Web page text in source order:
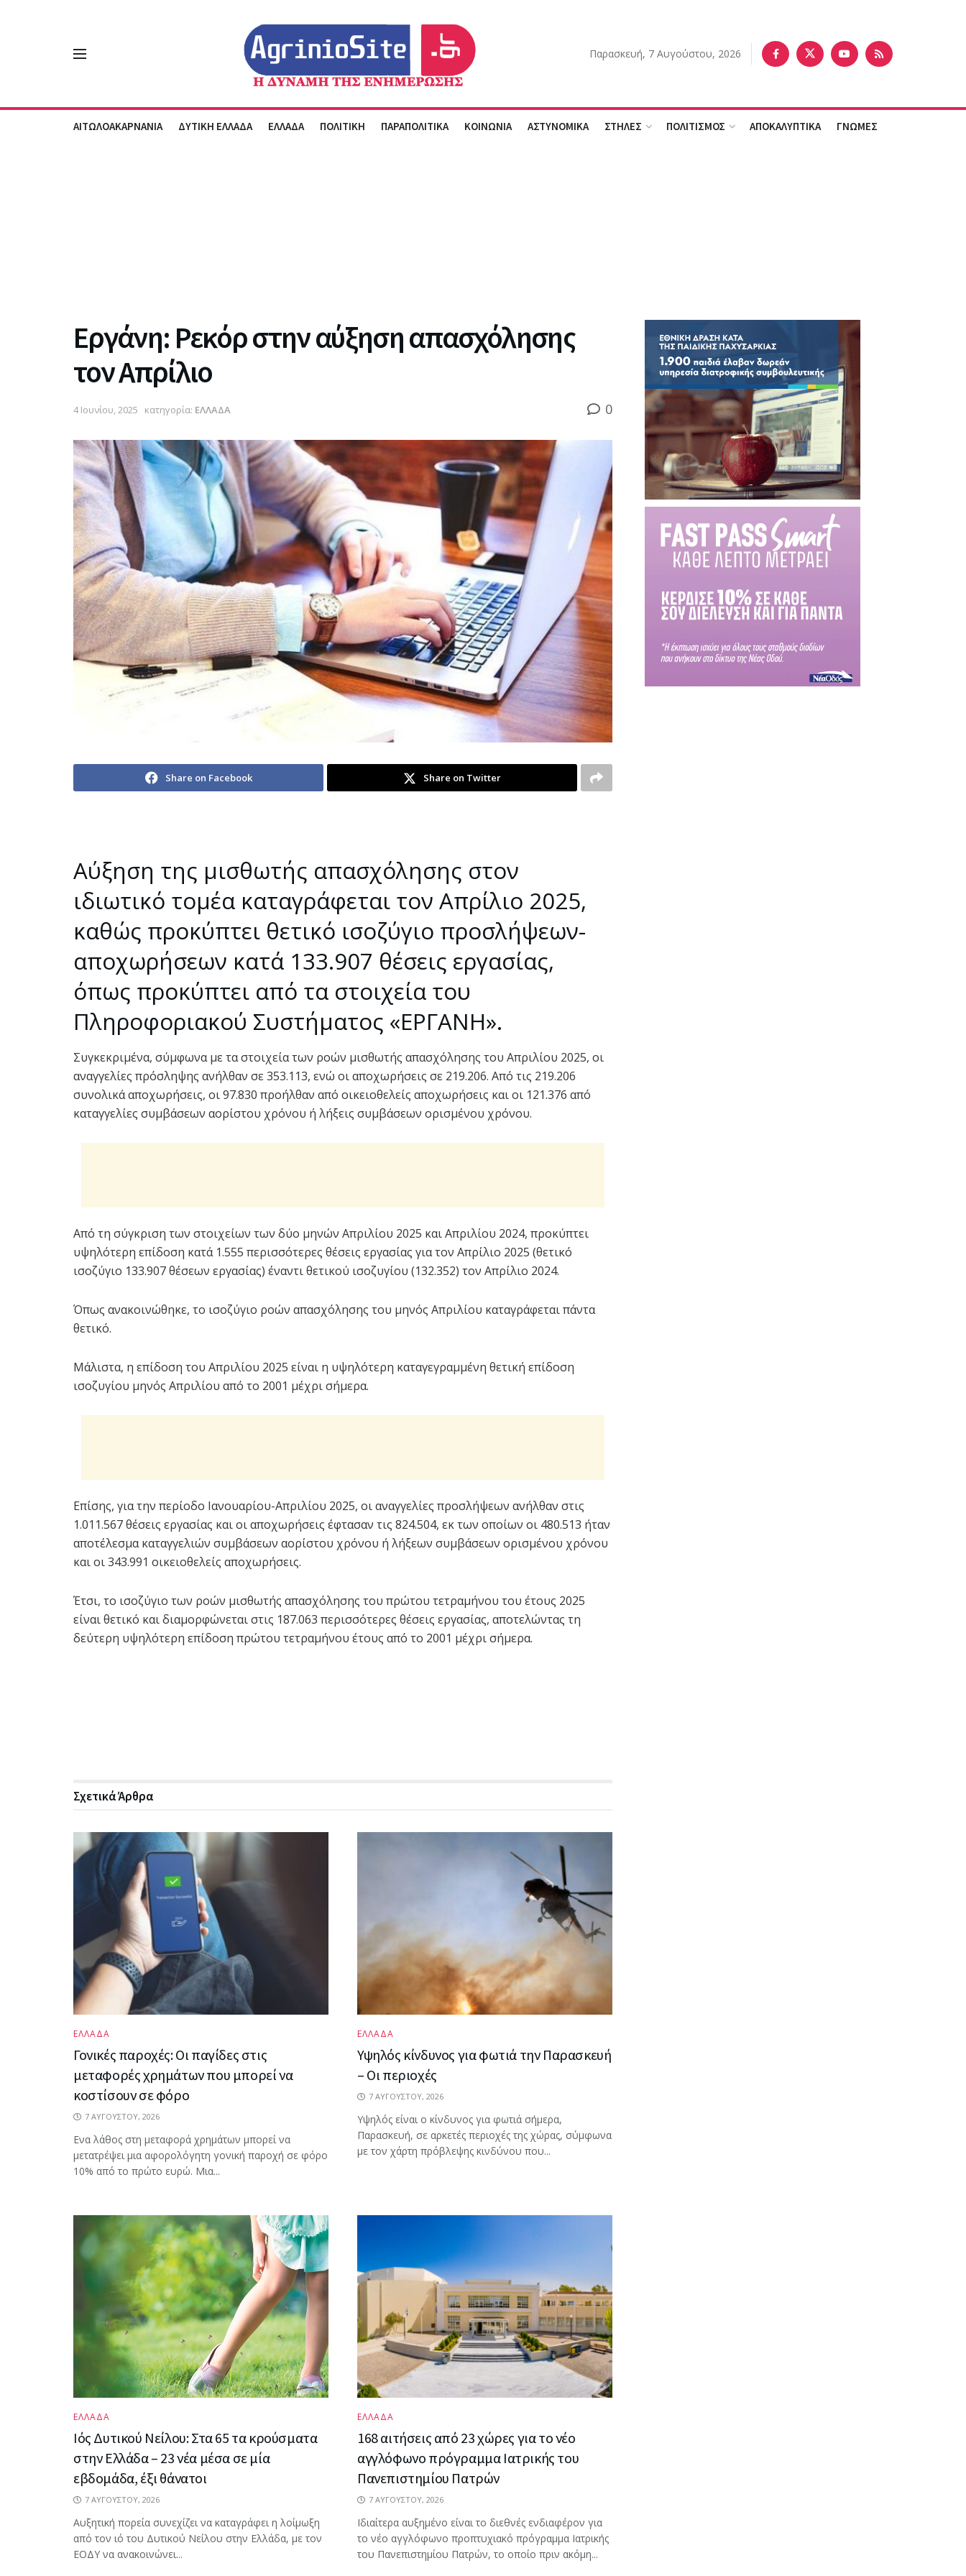
Παρασκευή, 7 Αυγούστου, 2026
ΑΙΤΩΛΟΑΚΑΡΝΑΝΙΑ ΔΥΤΙΚΗ ΕΛΛΑΔΑ ΕΛΛΑΔΑ ΠΟΛΙΤΙΚΗ ΠΑΡΑΠΟΛΙΤΙΚΑ ΚΟΙΝΩΝΙΑ ΑΣΤΥΝΟΜΙΚΑ ΣΤΗΛΕΣ ΠΟΛΙΤΙΣΜΟΣ ΑΠΟΚΑΛΥΠΤΙΚΑ ΓΝΩΜΕΣ
Εργάνη: Ρεκόρ στην αύξηση απασχόλησης
τον Απρίλιο
4 Ιουνίου, 2025 κατηγορία: ΕΛΛΑΔΑ 0
Share on Facebook Share on Twitter
Αύξηση της μισθωτής απασχόλησης στον
ιδιωτικό τομέα καταγράφεται τον Απρίλιο 2025,
καθώς προκύπτει θετικό ισοζύγιο προσλήψεων-
αποχωρήσεων κατά 133.907 θέσεις εργασίας,
όπως προκύπτει από τα στοιχεία του
Πληροφοριακού Συστήματος «ΕΡΓΑΝΗ».
Συγκεκριμένα, σύμφωνα με τα στοιχεία των ροών μισθωτής απασχόλησης του Απριλίου 2025, οι
αναγγελίες πρόσληψης ανήλθαν σε 353.113, ενώ οι αποχωρήσεις σε 219.206. Από τις 219.206
συνολικά αποχωρήσεις, οι 97.830 προήλθαν από οικειοθελείς αποχωρήσεις και οι 121.376 από
καταγγελίες συμβάσεων αορίστου χρόνου ή λήξεις συμβάσεων ορισμένου χρόνου.
Από τη σύγκριση των στοιχείων των δύο μηνών Απριλίου 2025 και Απριλίου 2024, προκύπτει
υψηλότερη επίδοση κατά 1.555 περισσότερες θέσεις εργασίας για τον Απρίλιο 2025 (θετικό
ισοζύγιο 133.907 θέσεων εργασίας) έναντι θετικού ισοζυγίου (132.352) τον Απρίλιο 2024.
Όπως ανακοινώθηκε, το ισοζύγιο ροών απασχόλησης του μηνός Απριλίου καταγράφεται πάντα
θετικό.
Μάλιστα, η επίδοση του Απριλίου 2025 είναι η υψηλότερη καταγεγραμμένη θετική επίδοση
ισοζυγίου μηνός Απριλίου από το 2001 μέχρι σήμερα.
Επίσης, για την περίοδο Ιανουαρίου-Απριλίου 2025, οι αναγγελίες προσλήψεων ανήλθαν στις
1.011.567 θέσεις εργασίας και οι αποχωρήσεις έφτασαν τις 824.504, εκ των οποίων οι 480.513 ήταν
αποτέλεσμα καταγγελιών συμβάσεων αορίστου χρόνου ή λήξεων συμβάσεων ορισμένου χρόνου
και οι 343.991 οικειοθελείς αποχωρήσεις.
Έτσι, το ισοζύγιο των ροών μισθωτής απασχόλησης του πρώτου τετραμήνου του έτους 2025
είναι θετικό και διαμορφώνεται στις 187.063 περισσότερες θέσεις εργασίας, αποτελώντας τη
δεύτερη υψηλότερη επίδοση πρώτου τετραμήνου έτους από το 2001 μέχρι σήμερα.
ΣχετικάΆρθρα
ΕΛΛΑΔΑ
Γονικές παροχές: Οι παγίδες στις
μεταφορές χρημάτων που μπορεί να
κοστίσουν σε φόρο
7 ΑΥΓΟΎΣΤΟΥ, 2026
Ενα λάθος στη μεταφορά χρημάτων μπορεί να
μετατρέψει μια αφορολόγητη γονική παροχή σε φόρο
10% από το πρώτο ευρώ. Μια...
ΕΛΛΑΔΑ
Υψηλός κίνδυνος για φωτιά την Παρασκευή
– Οι περιοχές
7 ΑΥΓΟΎΣΤΟΥ, 2026
Υψηλός είναι ο κίνδυνος για φωτιά σήμερα,
Παρασκευή, σε αρκετές περιοχές της χώρας, σύμφωνα
με τον χάρτη πρόβλεψης κινδύνου που...
ΕΛΛΑΔΑ
Ιός Δυτικού Νείλου: Στα 65 τα κρούσματα
στην Ελλάδα – 23 νέα μέσα σε μία
εβδομάδα, έξι θάνατοι
7 ΑΥΓΟΎΣΤΟΥ, 2026
Αυξητική πορεία συνεχίζει να καταγράφει η λοίμωξη
από τον ιό του Δυτικού Νείλου στην Ελλάδα, με τον
ΕΟΔΥ να ανακοινώνει...
ΕΛΛΑΔΑ
168 αιτήσεις από 23 χώρες για το νέο
αγγλόφωνο πρόγραμμα Ιατρικής του
Πανεπιστημίου Πατρών
7 ΑΥΓΟΎΣΤΟΥ, 2026
Ιδιαίτερα αυξημένο είναι το διεθνές ενδιαφέρον για
το νέο αγγλόφωνο προπτυχιακό πρόγραμμα Ιατρικής
του Πανεπιστημίου Πατρών, το οποίο πριν ακόμη...